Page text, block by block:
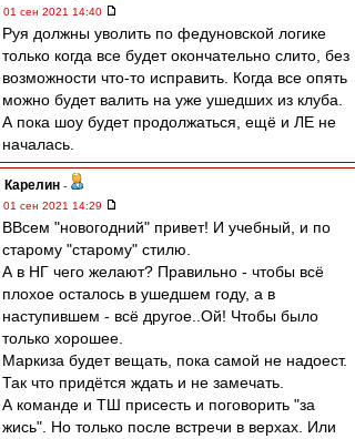
01 сен 2021 14:40
Руя должны уволить по федуновской логике
только когда все будет окончательно слито, без
возможности что-то исправить. Когда все опять
можно будет валить на уже ушедших из клуба.
А пока шоу будет продолжаться, ещё и ЛЕ не
началась.
Карелин -
01 сен 2021 14:29
ВВсем "новогодний" привет! И учебный, и по
старому "старому" стилю.
А в НГ чего желают? Правильно - чтобы всё
плохое осталось в ушедшем году, а в
наступившем - всё другое..Ой! Чтобы было
только хорошее.
Маркиза будет вещать, пока самой не надоест.
Так что придётся ждать и не замечать.
А команде и ТШ присесть и поговорить "за
жись". Но только после встречи в верхах. Или